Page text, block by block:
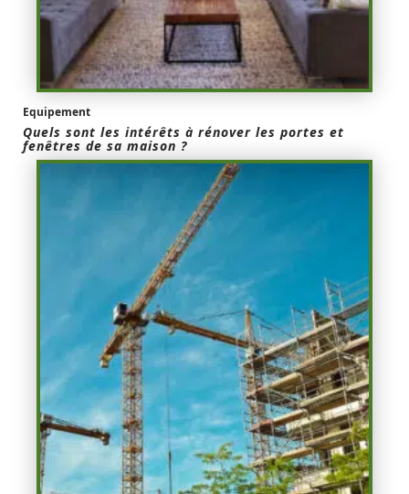
Equipement
Quels sont les intérêts à rénover les portes et
fenêtres de sa maison ?